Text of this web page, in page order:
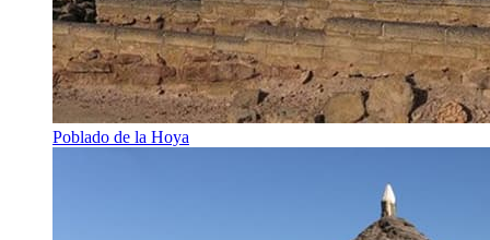
Poblado de la Hoya